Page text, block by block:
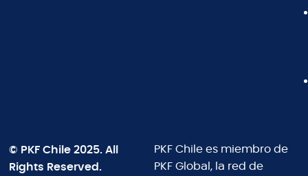
© PKF Chile 2025. All
Rights Reserved.
PKF Chile es miembro de
PKF Global, la red de